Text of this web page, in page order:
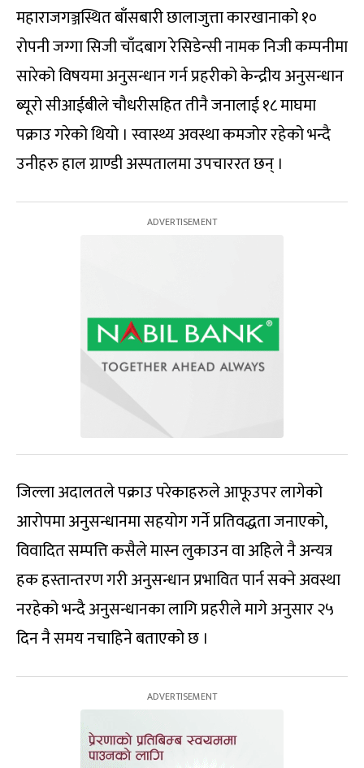
महाराजगञ्जस्थित बाँसबारी छालाजुत्ता कारखानाको १०
रोपनी जग्गा सिजी चाँदबाग रेसिडेन्सी नामक निजी कम्पनीमा
सारेको विषयमा अनुसन्धान गर्न प्रहरीको केन्द्रीय अनुसन्धान
ब्यूरो सीआईबीले चौधरीसहित तीनै जनालाई १८ माघमा
पक्राउ गरेको थियो । स्वास्थ्य अवस्था कमजोर रहेको भन्दै
उनीहरु हाल ग्राण्डी अस्पतालमा उपचाररत छन् ।
जिल्ला अदालतले पक्राउ परेकाहरुले आफूउपर लागेको
आरोपमा अनुसन्धानमा सहयोग गर्ने प्रतिवद्धता जनाएको,
विवादित सम्पत्ति कसैले मास्न लुकाउन वा अहिले नै अन्यत्र
हक हस्तान्तरण गरी अनुसन्धान प्रभावित पार्न सक्ने अवस्था
नरहेको भन्दै अनुसन्धानका लागि प्रहरीले मागे अनुसार २५
दिन नै समय नचाहिने बताएको छ ।